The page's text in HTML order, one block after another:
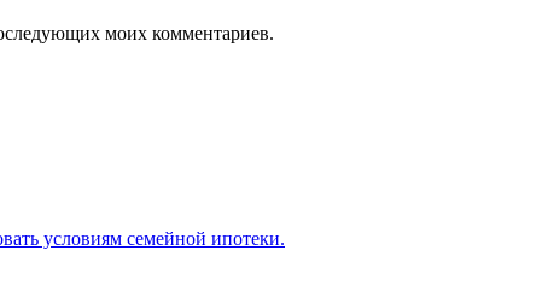
моих комментариев.
условиям семейной ипотеки.